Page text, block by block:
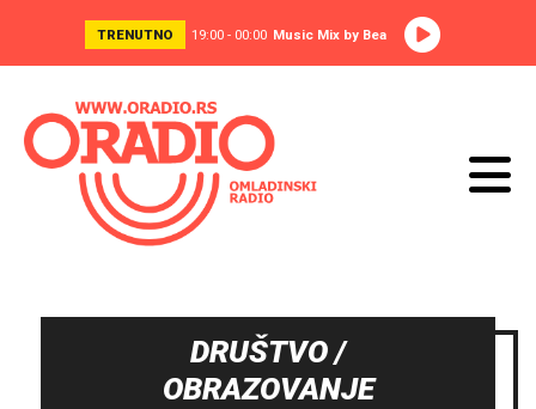
TRENUTNO 19:00 - 00:00 Music Mix by Bea
DRUŠTVO /
OBRAZOVANJE